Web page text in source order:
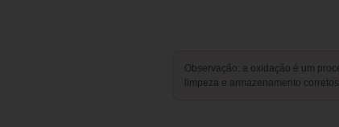
Observação: a oxidação é um
limpeza e armazenamento